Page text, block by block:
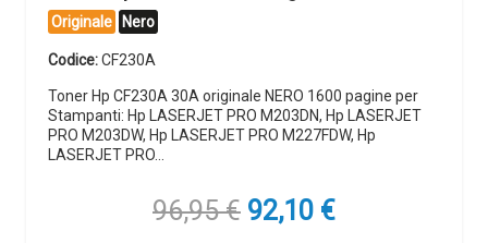
Originale Nero
Codice:CF230A
Toner Hp CF230A 30A originale NERO 1600 pagine per
Stampanti: Hp LASERJET PRO M203DN, Hp LASERJET
PRO M203DW, Hp LASERJET PRO M227FDW, Hp
LASERJET PRO…
96,95€ Il
92,10 €Il